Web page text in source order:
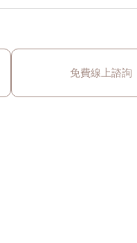
免費線上諮詢